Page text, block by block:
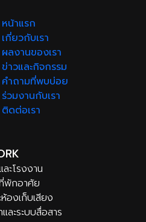
หน้าแรก
เกี่ยวกับเรา
ผลงานของเรา
ข่าวและกิจกรรม
คำถามที่พบบ่อย
ร่วมงานกับเรา
ติดต่อเรา
ะโรงงาน
พักอาศัย
องเก็บเสียง
ละระบบสื่อสาร